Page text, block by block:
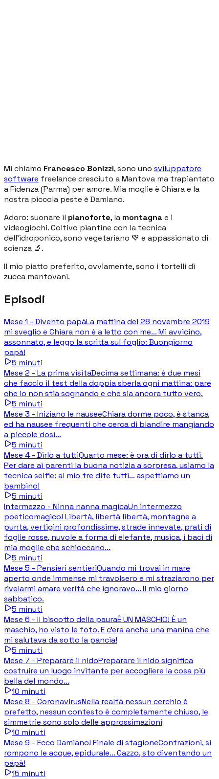
Mi chiamo Francesco Bonizzi, sono uno sviluppatore
software freelance cresciuto a Mantova ma trapiantato
a Fidenza (Parma) per amore. Mia moglie è Chiara e la
nostra piccola peste è Damiano.
Adoro: suonare il pianoforte, la montagnae i
videogiochi. Coltivo piantine con la tecnica
dell'idroponico, sono vegetariano 💚 e appassionato di
scienza 🔬.
Il mio piatto preferito, ovviamente, sono i tortelli di
zucca mantovani.
Episodi
Mese 1 - Divento papàLa mattina del 28 novembre 2019
mi sveglio e Chiara non è a letto con me... Mi avvicino,
assonnato, e leggo la scritta sul foglio: Buongiorno
papà!
5 minuti
Mese 2 - La prima visitaDecima settimana: è due mesi
che faccio il test della doppia sberla ogni mattina: pare
che io non stia sognando e che sia ancora tutto vero.
5 minuti
Mese 3 - Iniziano le nauseeChiara dorme poco, è stanca
ed ha nausee frequenti che cerca di blandire mangiando
a piccole dosi...
5 minuti
Mese 4 - Dirlo a tuttiQuarto mese: è ora di dirlo a tutti.
Per dare ai parenti la buona notizia a sorpresa, usiamo la
tecnica selfie: al mio tre dite tutti... aspettiamo un
bambino!
5 minuti
Intermezzo - Ninna nanna magicaUn intermezzo
poeticomagico! Libertà, libertà libertà, montagne a
punta, vertigini profondissime, strade innevate, prati di
foglie rosse, nuvole a forma di elefante, musica, i baci di
mia moglie che schioccano...
5 minuti
Mese 5 - Pensieri sentieriQuando mi trovai in mare
aperto onde immense mi travolsero e mi straziarono per
rivelarmi amare verità che ignoravo... Il mio giorno
sabbatico.
5 minuti
Mese 6 - Il biscotto della pauraÈ UN MASCHIO! È un
maschio, ho visto le foto. E c'era anche una manina che
mi salutava da sotto la pancia!
5 minuti
Mese 7 - Preparare il nidoPreparare il nido significa
costruire un luogo invitante per accogliere la cosa più
bella del mondo...
10 minuti
Mese 8 - CoronavirusNella realtà nessun cerchio è
prefetto, nessun contesto è completamente chiuso, le
simmetrie sono solo delle approssimazioni
10 minuti
Mese 9 - Ecco Damiano! Finale di stagioneContrazioni, si
rompono le acque, epidurale... Cazzo, sto diventando un
papà!
15 minuti